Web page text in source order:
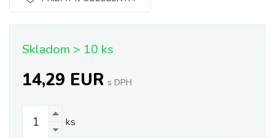
Skladom > 10 ks
14,29 EUR s DPH
ks